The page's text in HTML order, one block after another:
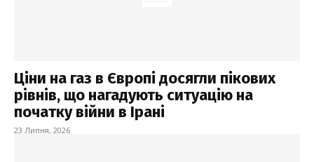
Ціни на газ в Європі досягли пікових
рівнів, що нагадують ситуацію на
початку війни в Ірані
23 Липня, 2026